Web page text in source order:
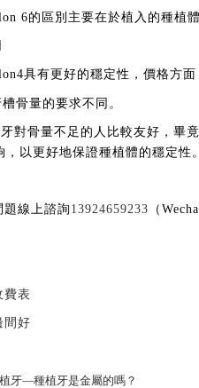
6的區別主要在於植入的種植
具有更好的穩定性，價格方
骨量的要求不同。
對骨量不足的人比較友好，畢
，以更好地保證種植體的穩定性。
題線上諮詢 13924659233 （
費表
間好
牙—種植牙是金屬的嗎？